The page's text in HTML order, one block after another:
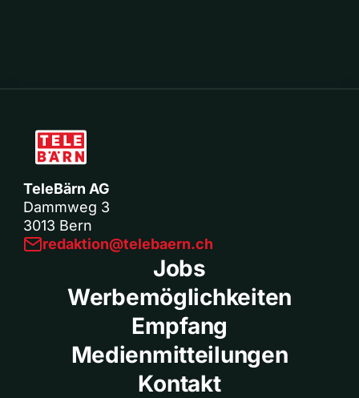
TeleBärn AG
Dammweg 3
3013 Bern
redaktion@telebaern.ch
Jobs
Werbemöglichkeiten
Empfang
Medienmitteilungen
Kontakt